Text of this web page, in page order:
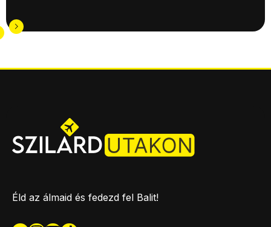
Éld az álmaid és fedezd fel Balit!